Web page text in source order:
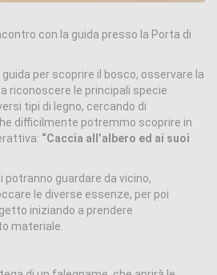
con la guida presso la Porta di
per scoprire il bosco, osservare la
riconoscere le principali specie
tipi di legno, cercando di
difficilmente potremmo scoprire in
“Caccia all’albero ed ai suoi
potranno guardare da vicino,
le diverse essenze, per poi
iniziando a prendere
materiale.